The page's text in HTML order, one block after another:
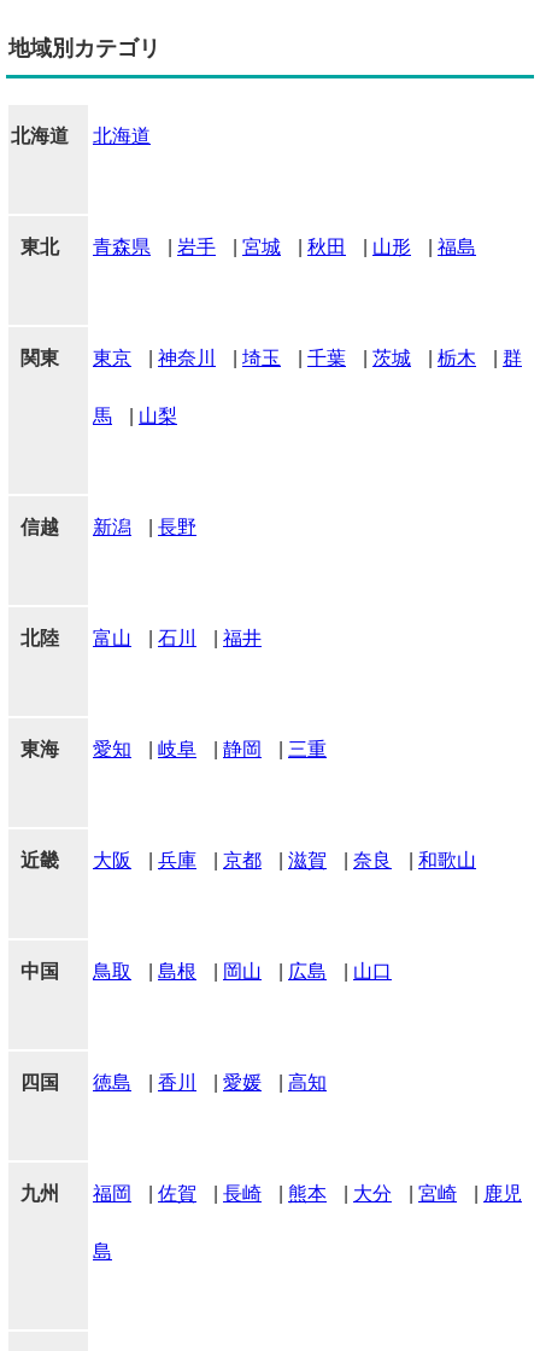
地域別カテゴリ
北海道 北海道
東北 青森県 岩手 宮城 秋田 山形 福島
関東 東京 神奈川 埼玉 千葉 茨城 栃木 群
馬 山梨
信越 新潟 長野
北陸 富山 石川 福井
東海 愛知 岐阜 静岡 三重
近畿 大阪 兵庫 京都 滋賀 奈良 和歌山
中国 鳥取 島根 岡山 広島 山口
四国 徳島 香川 愛媛 高知
九州 福岡 佐賀 長崎 熊本 大分 宮崎 鹿児
島